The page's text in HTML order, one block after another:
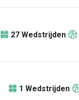
27 Wedstrijden
1 Wedstrijden